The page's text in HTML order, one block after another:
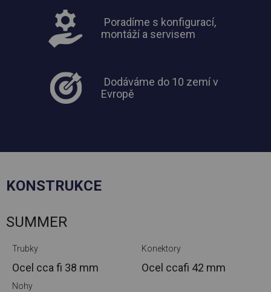
Poradíme s konfigurací,
montáží a servisem
Dodáváme do 10 zemí v
Evropě
KONSTRUKCE
SUMMER
Trubky
Ocel ccafi 38 mm
Konektory
Ocel ccafi 42 mm
Nohy